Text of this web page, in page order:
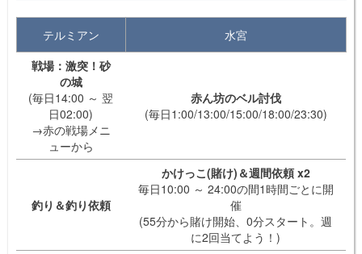
テルミアン
水宮
戦場：激突！砂
の城
(毎日14:00 ～ 翌
日02:00)
→赤の戦場メニ
ューから
赤ん坊のベル討伐
(毎日1:00/13:00/15:00/18:00/23:30)
釣り＆釣り依頼
かけっこ(賭け)＆週間依頼 x2
毎日10:00 ～ 24:00の間1時間ごとに開
催
(55分から賭け開始、0分スタート。週
に2回当てよう！)